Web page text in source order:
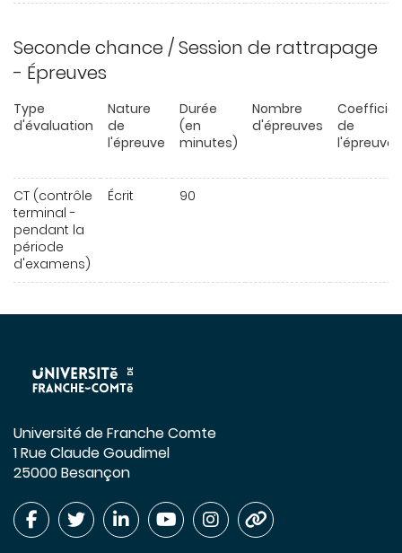
Seconde chance / Session de rattrapage
- Épreuves
Type
d'évaluation
Nature
de
l'épreuve
Durée
(en
minutes)
Nombre
d'épreuves
de
l'épreuve
CT (contrôle
terminal -
pendant la
période
d'examens)
Écrit 90
Université de Franche Comte
1 Rue Claude Goudimel
25000 Besançon